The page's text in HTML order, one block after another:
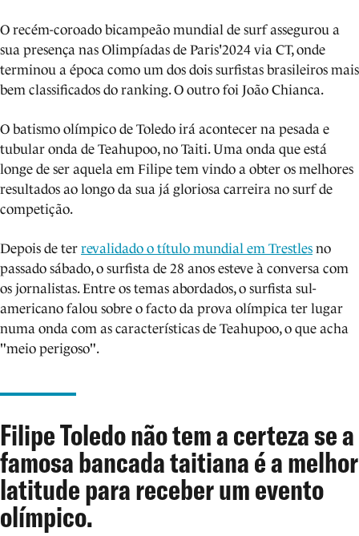
O recém-coroado bicampeão mundial de surf assegurou a
sua presença nas Olimpíadas de Paris'2024 via CT, onde
terminou a época como um dos dois surfistas brasileiros mais
bem classificados do ranking. O outro foi João Chianca.
O batismo olímpico de Toledo irá acontecer na pesada e
tubular onda de Teahupoo, no Taiti. Uma onda que está
longe de ser aquela em Filipe tem vindo a obter os melhores
resultados ao longo da sua já gloriosa carreira no surf de
competição.
Depois de ter revalidado o título mundial em Trestles no
passado sábado, o surfista de 28 anos esteve à conversa com
os jornalistas. Entre os temas abordados, o surfista sul-
americano falou sobre o facto da prova olímpica ter lugar
numa onda com as características de Teahupoo, o que acha
"meio perigoso".
Filipe Toledo não tem a certeza se a
famosa bancada taitiana é a melhor
latitude para receber um evento
olímpico.